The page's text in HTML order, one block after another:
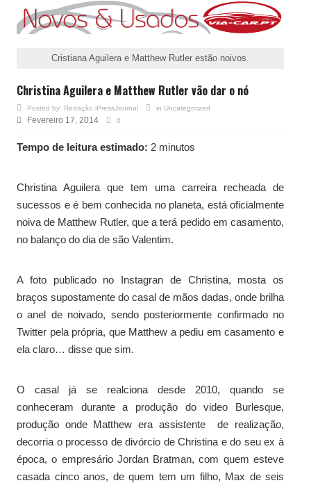
Cristiana Aguilera e Matthew Rutler estão noivos.
Christina Aguilera e Matthew Rutler vão dar o nó
Posted by: Redação iPressJournal in Uncategorized
Fevereiro 17, 2014 0
Tempo de leitura estimado: 2 minutos
Christina Aguilera que tem uma carreira recheada de
sucessos e é bem conhecida no planeta, está oficialmente
noiva de Matthew Rutler, que a terá pedido em casamento,
no balanço do dia de são Valentim.
A foto publicado no Instagran de Christina, mosta os
braços supostamente do casal de mãos dadas, onde brilha
o anel de noivado, sendo posteriormente confirmado no
Twitter pela própria, que Matthew a pediu em casamento e
ela claro… disse que sim.
O casal já se realciona desde 2010, quando se
conheceram durante a produção do video Burlesque,
produção onde Matthew era assistente de realização,
decorria o processo de divórcio de Christina e do seu ex à
época, o empresário Jordan Bratman, com quem esteve
casada cinco anos, de quem tem um filho, Max de seis